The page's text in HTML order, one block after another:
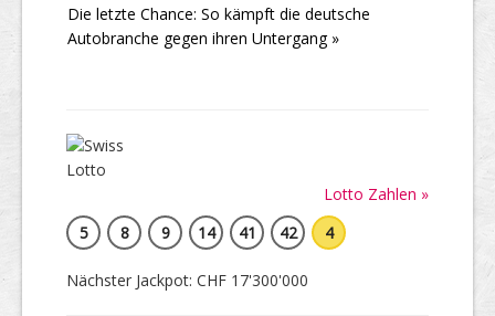
Die letzte Chance: So kämpft die deutsche
Autobranche gegen ihren Untergang »
Lotto Zahlen »
5
8 9 14 41 42 4
Nächster Jackpot: CHF 17'300'000